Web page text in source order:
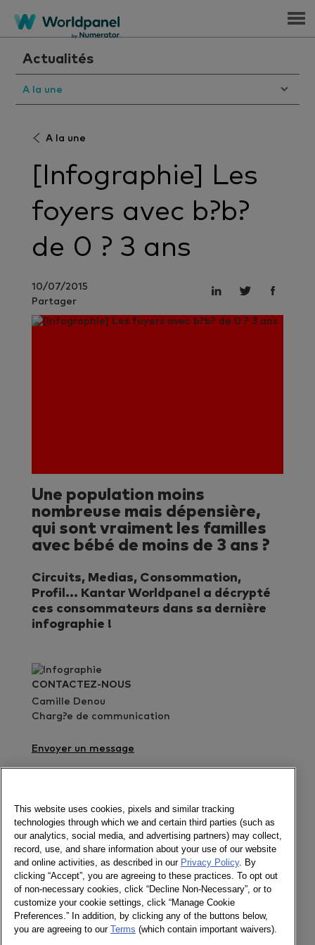
Menu
Actualités
A la une
A la une
[Infographie] Les
foyers avec b?b?
de 0 ? 3 ans
10/07/2015
Partager
Une population moins
nombreuse mais dépensière,
qui sont vraiment les familles
avec bébé de moins de 3 ans ?
Circuits, Medias, Consommation,
Profil... Kantar Worldpanel a décrypté
ces consommateurs dans sa dernière
infographie !
CONTACTEZ-NOUS
Camille Denou
Charg?e de communication
Envoyer un message
Newsletter
Suivez-nous
Newsletter
Twitter
LinkedIn
This website uses cookies, pixels and similar tracking
technologies through which we and certain third parties (such as
our analytics, social media, and advertising partners) may collect,
record, use, and share information about your use of our website
and online activities, as described in our Privacy Policy. By
clicking “Accept”, you are agreeing to these practices. To opt out
of non-necessary cookies, click “Decline Non-Necessary”, or to
customize your cookie settings, click “Manage Cookie
Preferences.” In addition, by clicking any of the buttons below,
you are agreeing to our Terms (which contain important waivers).